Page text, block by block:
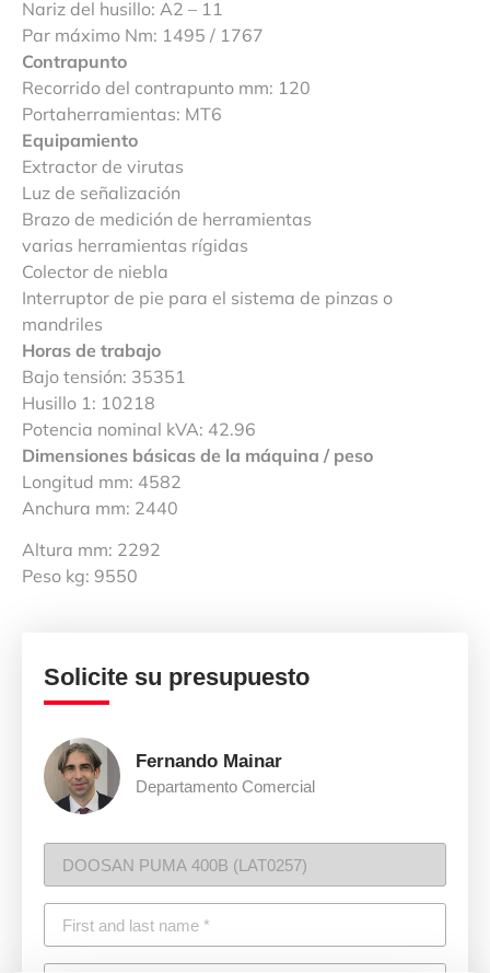
Nariz del husillo: A2 – 11
Par máximo Nm: 1495 / 1767
Contrapunto
Recorrido del contrapunto mm: 120
Portaherramientas: MT6
Equipamiento
Extractor de virutas
Luz de señalización
Brazo de medición de herramientas
varias herramientas rígidas
Colector de niebla
Interruptor de pie para el sistema de pinzas o
mandriles
Horas de trabajo
Bajo tensión: 35351
Husillo 1: 10218
Potencia nominal kVA: 42.96
Dimensiones básicas de la máquina / peso
Longitud mm: 4582
Anchura mm: 2440
Altura mm: 2292
Peso kg: 9550
Solicite su presupuesto
Fernando Mainar
Departamento Comercial